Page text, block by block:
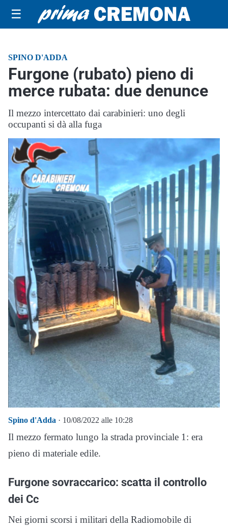
☰
SPINO D'ADDA
Furgone (rubato) pieno di
merce rubata: due denunce
Il mezzo intercettato dai carabinieri: uno degli
occupanti si dà alla fuga
Spino d'Adda · 10/08/2022 alle 10:28
Il mezzo fermato lungo la strada provinciale 1: era
pieno di materiale edile.
Furgone sovraccarico: scatta il controllo
dei Cc
Nei giorni scorsi i militari della Radiomobile di